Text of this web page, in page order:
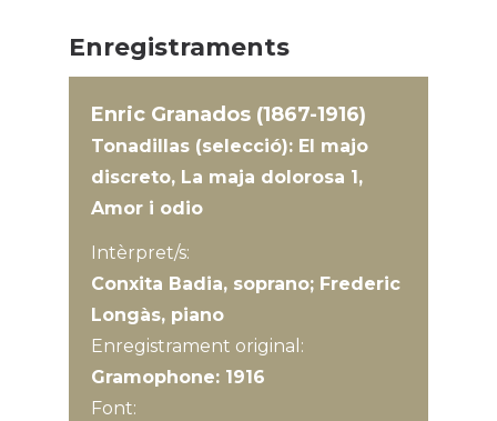
Enregistraments
Enric Granados (1867-1916)
Tonadillas (selecció): El majo
discreto, La maja dolorosa 1,
Amor i odio
Intèrpret/s:
Conxita Badia, soprano; Frederic
Longàs, piano
Enregistrament original:
Gramophone: 1916
Font: